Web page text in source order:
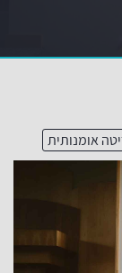
אומנותית